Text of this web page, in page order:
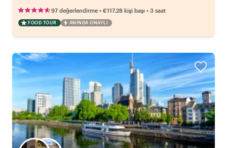
97 değerlendirme • €117.28 kişi başı • 3 saat
FOOD TOUR ANINDA ONAYLI